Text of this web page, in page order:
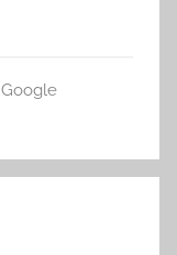
Google